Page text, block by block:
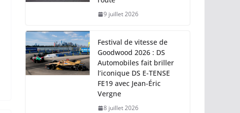
9 juillet 2026
Festival de vitesse de
Goodwood 2026 : DS
Automobiles fait briller
l’iconique DS E-TENSE
FE19 avec Jean-Éric
Vergne
8 juillet 2026